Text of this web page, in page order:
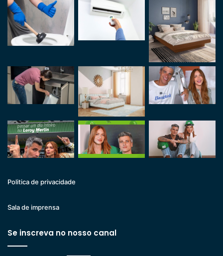
Politica de privacidade
Sala de imprensa
Se inscreva no nosso canal